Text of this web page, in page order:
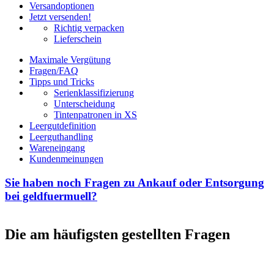
Versandoptionen
Jetzt versenden!
Richtig verpacken
Lieferschein
Maximale Vergütung
Fragen/FAQ
Tipps und Tricks
Serienklassifizierung
Unterscheidung
Tintenpatronen in XS
Leergutdefinition
Leerguthandling
Wareneingang
Kundenmeinungen
Sie haben noch Fragen zu Ankauf oder Entsorgung
bei geldfuermuell?
Die am häufigsten gestellten Fragen